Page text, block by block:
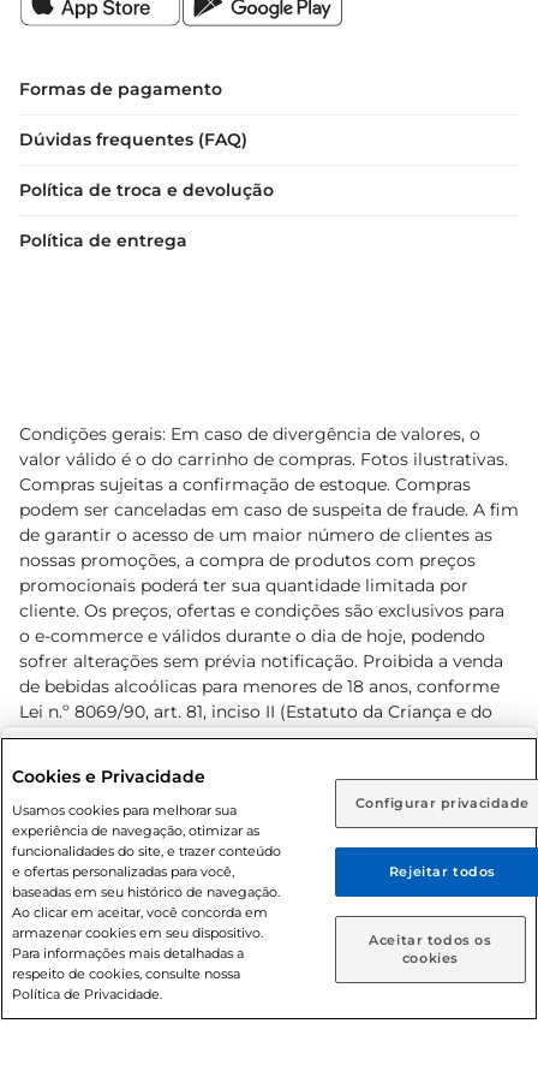
Rio de Janeiro (RJ) Goiás (GO)
Ou
Caso queira comprar online, informe como deseja receber
suas compras:
Entrega em casa Retire em Loja
Formas de pagamento
Dúvidas frequentes (FAQ)
Política de troca e devolução
Política de entrega
Condições gerais: Em caso de divergência de valores, o
valor válido é o do carrinho de compras. Fotos ilustrativas.
Compras sujeitas a confirmação de estoque. Compras
podem ser canceladas em caso de suspeita de fraude. A fim
de garantir o acesso de um maior número de clientes as
nossas promoções, a compra de produtos com preços
promocionais poderá ter sua quantidade limitada por
cliente. Os preços, ofertas e condições são exclusivos para
o e-commerce e válidos durante o dia de hoje, podendo
sofrer alterações sem prévia notificação. Proibida a venda
de bebidas alcoólicas para menores de 18 anos, conforme
Lei n.º 8069/90, art. 81, inciso II (Estatuto da Criança e do
Adolescente). Preços e condições exclusivos para o
prévio. O valor mínimo para as compras on-line é de R$
80,00.
© 2026 Copyright. Todos os direitos
reservados Prezunic.
Cookies e Privacidade
Usamos cookies para melhorar sua
experiência de navegação, otimizar as
funcionalidades do site, e trazer conteúdo
e ofertas personalizadas para você,
baseadas em seu histórico de navegação.
Ao clicar em aceitar, você concorda em
armazenar cookies em seu dispositivo.
Para informações mais detalhadas a
respeito de cookies, consulte nossa
Política de Privacidade.
Configurar privacidade
Rejeitar todos
Aceitar todos os
cookies